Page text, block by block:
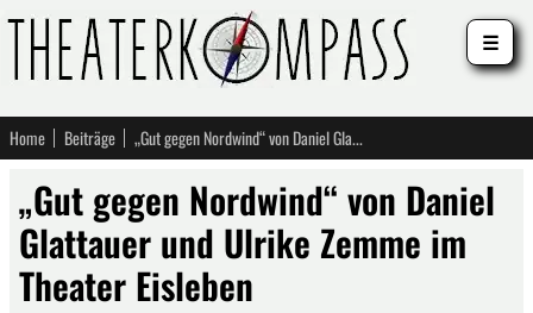
Home Beiträge „Gut gegen Nordwind“ von Daniel Glattauer und Ulrike Zemme im Theater Eisleben
„Gut gegen Nordwind“ von Daniel
Glattauer und Ulrike Zemme im
Theater Eisleben
☰